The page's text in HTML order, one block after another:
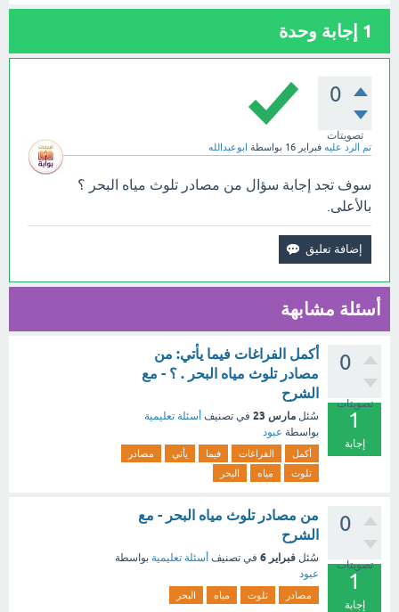
1 إجابة وحدة
0
تصويتات
تم الرد عليه فبراير 16 بواسطة ابوعبدالله
سوف تجد إجابة سؤال من مصادر تلوث مياه البحر ؟
بالأعلى.
أسئلة مشابهة
0
تصويتات
1
إجابة
أكمل الفراغات فيما يأتي: من
مصادر تلوث مياه البحر . ؟ - مع
الشرح
سُئل مارس 23 في تصنيف أسئلة تعليمية
بواسطة عبود
أكمل الفراغات فيما يأتي
مصادر
تلوث
مياه البحر
0
تصويتات
1
إجابة
من مصادر تلوث مياه البحر - مع
الشرح
سُئل فبراير 6 في تصنيف أسئلة تعليمية بواسطة
عبود
مصادر تلوث مياه البحر